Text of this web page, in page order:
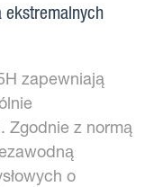
ekstremalnych
zapewniają
Zgodnie z normą
o